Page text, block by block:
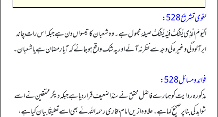
لغوی تشریح 528:
أَلیَومَ الَّذِی یُشَّکُّ فِیْہِ یُشَّکُّ صیغۂ مجہول ہے۔ وہ شعبان کا تیسواں دن ہے جبکہ اس رات چاند
ابر آلودگی وغیرہ کی وجہ سے نظر نہ آئے اور یہ شک واقع ہو جائے کہ آیا رمضان ہے یا شعبان۔
فوائد و مسائل 528:
مذکورہ روایت کو ہمارے فاضل محقق نے سندًا ضعیف قرار دیا ہے جبکہ دیگر محققین نے اسے
شواہد کی بنا پر صحیح کہا ہے۔ علاوہ ازیں امام بخاری رحمہ اللہ نے بھی اسے تعلیقًا بیان کیا ہے،